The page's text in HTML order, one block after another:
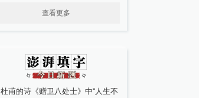
查看更多
杜甫的诗《赠卫八处士》中“人生不